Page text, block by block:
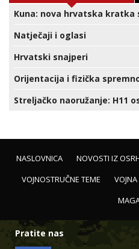
Kuna: nova hrvatska kratka
Natječaji i oglasi
Hrvatski snajperi
Orijentacija i fizička
Streljačko naoružanje: H11
NASLOVNICA NOVOSTI IZ
VOJNOSTRUČNE TEME
VOJNA
Pratite nas